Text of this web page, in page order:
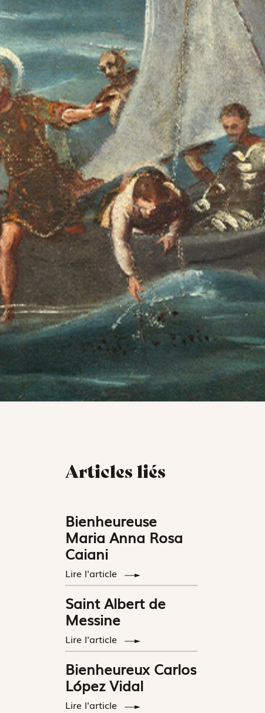
Articles liés
Bienheureuse
Maria Anna Rosa
Caiani
Lire l'article
Saint Albert de
Messine
Lire l'article
Bienheureux Carlos
López Vidal
Lire l'article